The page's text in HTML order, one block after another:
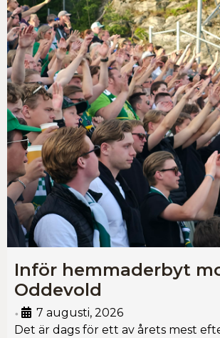
Inför hemmaderbyt
Oddevold
•
7 augusti, 2026
Det är dags för ett av årets mest